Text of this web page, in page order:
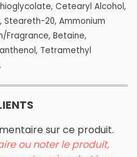
Cetearyl Alcohol,
20, Ammonium
Fragrance, Betaine,
Tetramethyl
sur ce produit.
ou noter le produit,